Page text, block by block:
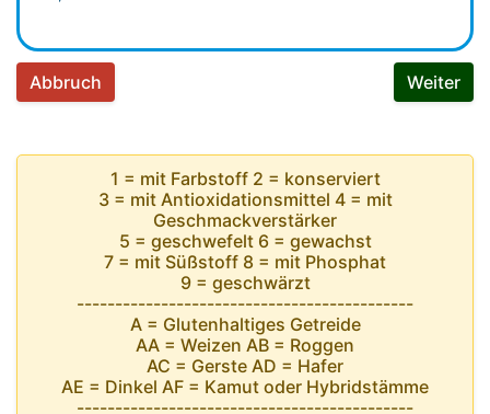
Abbruch Weiter
1 = mit Farbstoff 2 = konserviert
3 = mit Antioxidationsmittel 4 = mit
Geschmackverstärker
5 = geschwefelt 6 = gewachst
7 = mit Süßstoff 8 = mit Phosphat
9 = geschwärzt
--------------------------------------------
A = Glutenhaltiges Getreide
AA = Weizen AB = Roggen
AC = Gerste AD = Hafer
AE = Dinkel AF = Kamut oder Hybridstämme
--------------------------------------------